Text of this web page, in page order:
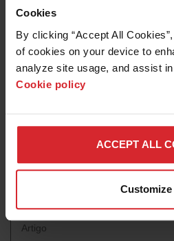
Cookies
By clicking “Accept All
of cookies on your device to
analyze site usage, and assist
Cookie policy
ACCEPT ALL
Customize
Leia mais
Artigo